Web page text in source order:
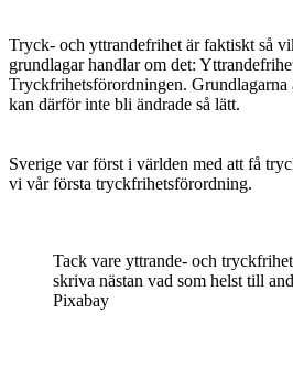
Tryck- och yttrandefrihet är faktiskt så
grundlagar handlar om det:
Tryckfrihetsförordningen. Grundlagarna
kan därför inte bli ändrade så lätt.
Sverige var först i världen med att få
vi vår första tryckfrihetsförordning.
Tack vare yttrande- och
skriva nästan vad som helst till
Pixabay